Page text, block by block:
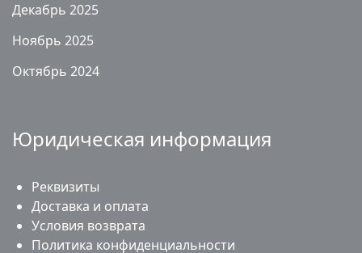
Декабрь 2025
Ноябрь 2025
Октябрь 2024
Юридическая информация
Реквизиты
Доставка и оплата
Условия возврата
Политика конфиденциальности